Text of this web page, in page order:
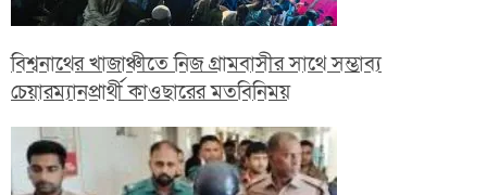
বিশ্বনাথের খাজাঞ্চীতে নিজ গ্রামবাসীর সাথে সম্ভাব্য
চেয়ারম্যানপ্রার্থী কাওছারের মতবিনিময়